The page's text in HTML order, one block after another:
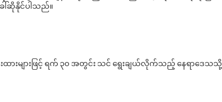
ါ်ဆိုနိုင်ပါသည်။
းများဖြင့် ရက် ၃၀ အတွင်း သင် ရွေးချယ်လိုက်သည့် နေရာဒေသသို့